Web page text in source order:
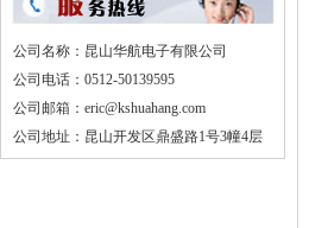
公司名称：昆山华航电子有限公司
公司电话：0512-50139595
公司邮箱：eric@kshuahang.com
公司地址：昆山开发区鼎盛路1号3幢4层